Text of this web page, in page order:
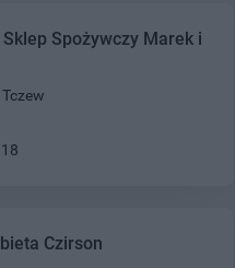
Spożywczy Marek i
Czirson